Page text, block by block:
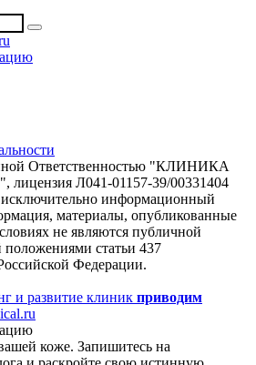
Ответственностью "КЛИНИКА
Л041-01157-39/00331404
информационный
материалы, опубликованные
не являются публичной
положениями статьи 437
Федерации.
и развитие клиник приводим
коже. Запишитесь на